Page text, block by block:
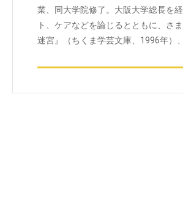
業、同大学院修了。大阪大学総長を
ト、ケアなどを論じるとともに、さ
迷宮』（ちくま学芸文庫、1996年）、